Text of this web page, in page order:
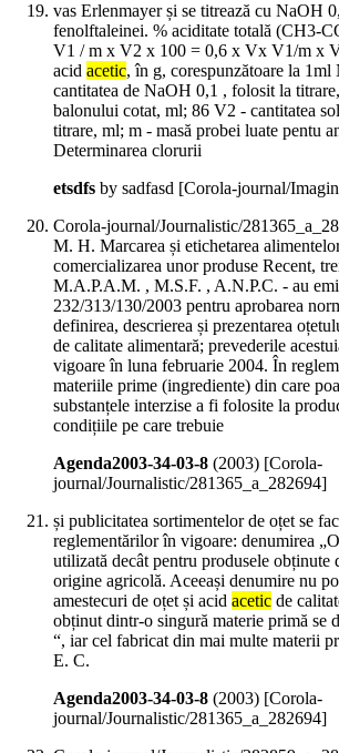
vas Erlenmayer și se titrează cu NaOH
fenolftaleinei. % aciditate totală (CH3-
V1 / m x V2 x 100 = 0,6 x Vx V1/m x
acid acetic, în g, corespunzătoare la
cantitatea de NaOH 0,1 , folosit la
balonului cotat, ml; 86 V2 - cantitatea
titrare, ml; m - masă probei luate pentu
Determinarea clorurii
etsdfs by sadfasd [Corola-journal/
Corola-journal/Journalistic/
M. H. Marcarea și etichetarea
comercializarea unor produse Recent,
M.A.P.A.M. , M.S.F. , A.N.P.C. - au
232/313/130/2003 pentru aprobarea
definirea, descrierea și prezentarea
de calitate alimentară; prevederile
vigoare în luna februarie 2004. În
materiile prime (ingrediente) din care
substanțele interzise a fi folosite la
condițiile pe care trebuie
Agenda2003-34-03-8 (2003) [Corola-
journal/Journalistic/281365_a_282694]
și publicitatea sortimentelor de oțet se
reglementărilor în vigoare: denumirea
utilizată decât pentru produsele obținute
origine agricolă. Aceeași denumire nu
amestecuri de oțet și acid acetic de
obținut dintr-o singură materie primă se
“, iar cel fabricat din mai multe materii
E. C.
Agenda2003-34-03-8 (2003) [Corola-
journal/Journalistic/281365_a_282694]